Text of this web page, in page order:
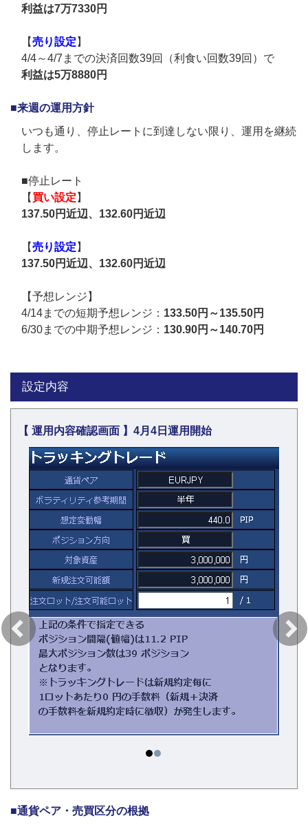
利益は7万7330円
【売り設定 】
4/4～4/7までの決済回数39回（利食い回数39回）で
利益は5万8880円
■来週の運用方針
いつも通り、停止レートに到達しない限り、運用を継続
します。
■停止レート
【 買い設定 】
137.50円近辺、132.60円近辺
【売り設定 】
137.50円近辺、132.60円近辺
【予想レンジ】
4/14までの短期予想レンジ： 133.50円～135.50円
6/30までの中期予想レンジ： 130.90円～140.70円
設定内容
【 運用内容確認画面 】4月4日運用開始
■通貨ペア・売買区分の根拠